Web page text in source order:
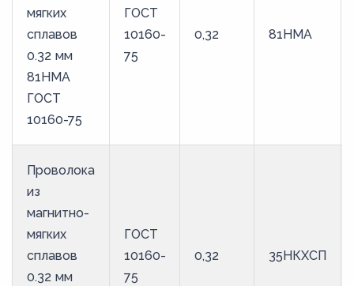
мягких
сплавов
0.32 мм
81НМА
ГОСТ
10160-75
ГОСТ
10160-
75
0,32 81НМА
Проволока
из
магнитно-
мягких
сплавов
0.32 мм
ГОСТ
10160-
75
0,32 35НКХСП